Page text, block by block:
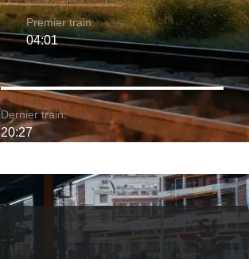
Premier train:
04:01
Dernier train:
20:27